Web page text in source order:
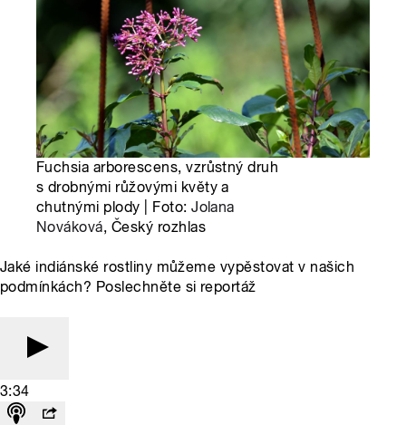
Fuchsia arborescens, vzrůstný druh
s drobnými růžovými květy a
chutnými plody | Foto:Jolana
Nováková, Český rozhlas
Jaké indiánské rostliny můžeme vypěstovat v našich
podmínkách? Poslechněte si reportáž
3:34